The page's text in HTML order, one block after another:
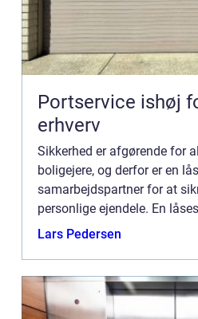
Portservice ishøj
erhverv
Sikkerhed er afgørende for
boligejere, og derfor er en
samarbejdspartner for at
personlige ejendele. En
lang række løs...
Lars Pedersen